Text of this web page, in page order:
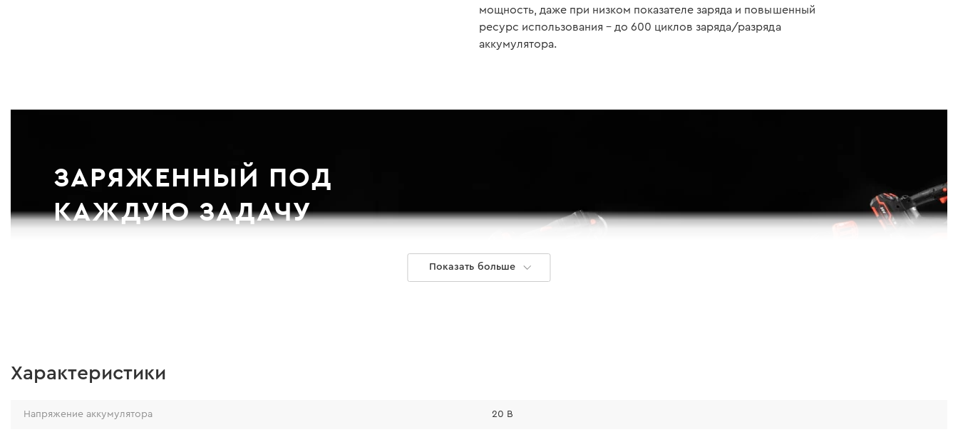
мощность, даже при низком показателе заряда и повышенный
ресурс использования – до 600 циклов заряда/разряда
аккумулятора.
ЗАРЯЖЕННЫЙ ПОД
КАЖДУЮ ЗАДАЧУ
Показать больше
Характеристики
Напряжение аккумулятора 20 В